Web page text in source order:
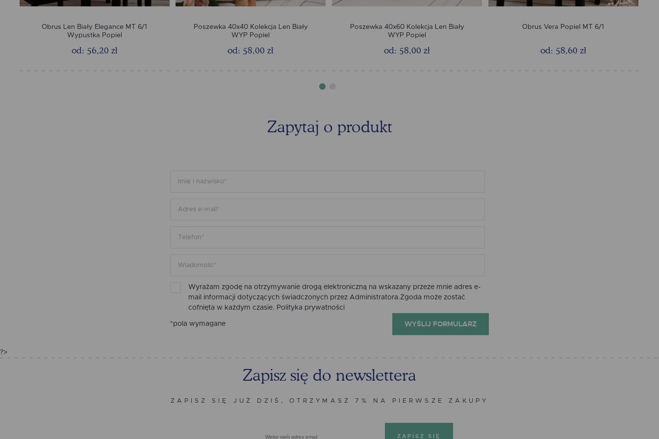
Obrus Len Biały Elegance MT 6/1
Wypustka Popiel
od: 56,20 zł
Poszewka 40x40 Kolekcja Len Biały
WYP Popiel
od: 58,00 zł
Poszewka 40x60 Kolekcja Len Biały
WYP Popiel
od: 58,00 zł
Obrus Vera Popiel MT 6/1
od: 58,60 zł
Zapytaj o produkt
Wyrażam zgodę na otrzymywanie drogą elektroniczną na wskazany przeze mnie adres e-
mail informacji dotyczących świadczonych przez Administratora.Zgoda może zostać
cofnięta w każdym czasie. Polityka prywatności
*pola wymagane WYŚLIJ FORMULARZ
?>
Zapisz się do newslettera
ZAPISZ SIĘ JUŻ DZIŚ, OTRZYMASZ 7% NA PIERWSZE ZAKUPY